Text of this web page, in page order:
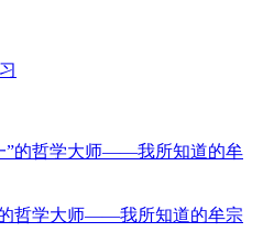
哲学大师——我所知道的牟宗